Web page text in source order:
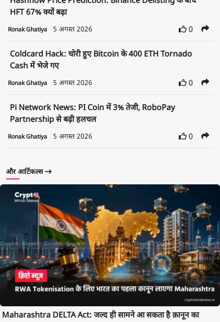
HFT 67% क्यों बढ़ा
Ronak Ghatiya 5 अगस्त 2026 0
Coldcard Hack: चोरी हुए Bitcoin के 400 ETH Tornado
Cash में भेजे गए
Ronak Ghatiya 5 अगस्त 2026 0
Pi Network News: PI Coin में 3% तेजी, RoboPay
Partnership से बढ़ी हलचल
Ronak Ghatiya 5 अगस्त 2026 0
और आर्टिकल्स
Maharashtra DELTA Act: जल्द ही सामने आ सकता है क़ानून का